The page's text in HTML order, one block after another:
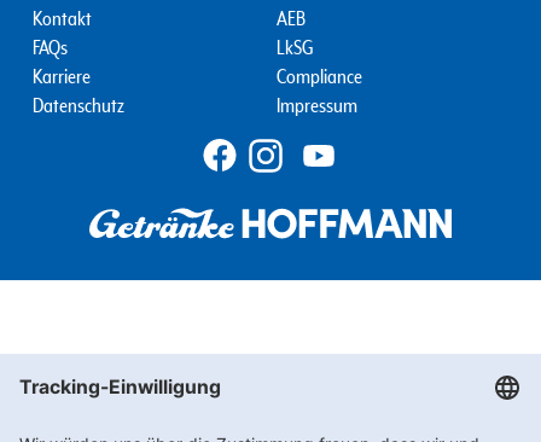
Footernav
Mobile
1.
Kontakt
FAQs
Karriere
Datenschutz
Footernav
Mobile
2.
Spalte
AEB
LkSG
Compliance
Impressum
Ihre